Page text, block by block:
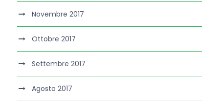
Novembre 2017
Ottobre 2017
Settembre 2017
Agosto 2017